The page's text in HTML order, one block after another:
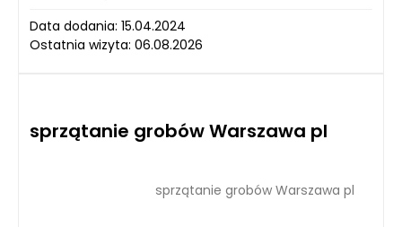
Data dodania: 15.04.2024
Ostatnia wizyta: 06.08.2026
sprzątanie grobów Warszawa pl
sprzątanie grobów Warszawa pl